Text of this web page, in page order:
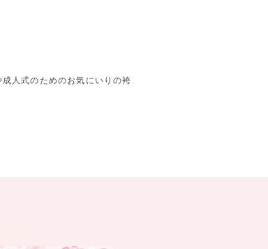
人式のためのお気にいりの袴